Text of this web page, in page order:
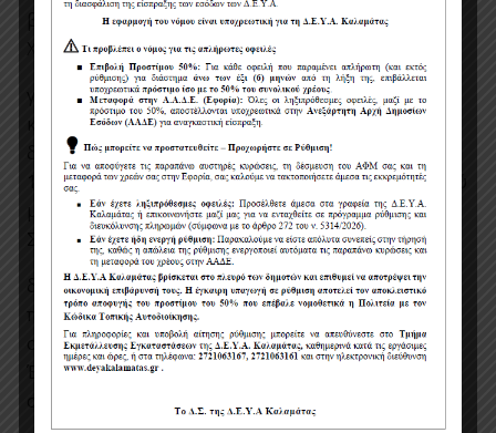
β) σε κράτος-μέλος του Ευρωπαϊκού Οικονομικού
Χώρου (Ε.Ο.Χ.),
γ) σε τρίτες χώρες που έχουν υπογράψει και
κυρώσει τη ΣΔΣ, στο βαθμό που η υπό ανάθεση
δημόσια σύμβαση καλύπτεται από τα Παραρτήματα
1, 2, 4 και 5 και τις γενικές σημειώσεις του σχετικού
με την Ένωση Προσαρτήματος I της ως άνω
Συμφωνίας, καθώς και
δ) σε τρίτες χώρες που δεν εμπίπτουν στην
περίπτωση γ΄ της παρούσας παραγράφου και έχουν
συνάψει διμερείς ή πολυμερείς συμφωνίες με την
Ένωση σε θέματα διαδικασιών ανάθεσης δημοσίων